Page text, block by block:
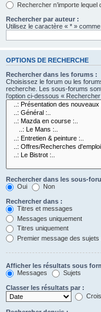
Rechercher n’importe lequel
Rechercher par auteur :
Utilisez le caractère « * »
OPTIONS DE RECHERCHE
Rechercher dans les forums :
Choisissez le forum ou les
recherche. Les sous-forums
l’option ci-dessous «
Rechercher dans les sous-
Oui
Non
Rechercher dans :
Titres et messages
Messages uniquement
Titres uniquement
Premier message des sujets
Afficher les résultats sous
Messages
Sujets
Classer les résultats par :